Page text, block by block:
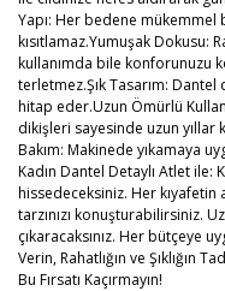
Yapı: Her bedene
kısıtlamaz.Yumuşak Dokusu:
kullanımda bile konforunuzu
terletmez.Şık Tasarım:
hitap eder.Uzun Ömürlü
dikişleri sayesinde uzun
Bakım: Makinede yıkamaya
Kadın Dantel Detaylı Atlet ile:
hissedeceksiniz. Her
tarzınızı konuşturabilirsiniz.
çıkaracaksınız. Her bütçeye
Verin, Rahatlığın ve Şıklığın
Bu Fırsatı Kaçırmayın!